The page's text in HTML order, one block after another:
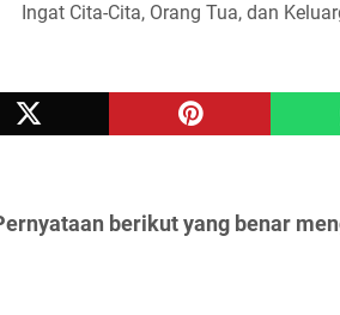
Ingat Cita-Cita, Orang Tua, dan
berikut yang benar